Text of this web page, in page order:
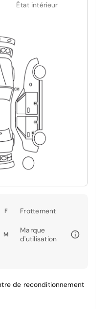
État intérieur
F Frottement
M
Marque
d'utilisation
de reconditionnement